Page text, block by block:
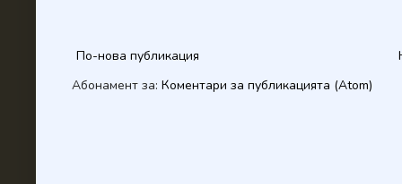
По-нова публикация
Абонамент за: Коментари за публикацията (Atom)